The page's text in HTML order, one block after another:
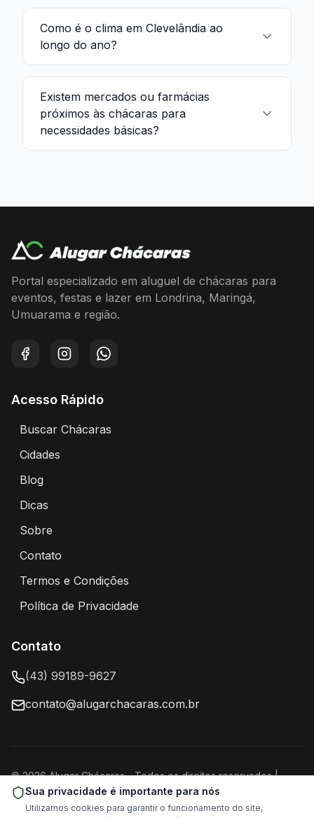
Como é o clima em Clevelândia ao
longo do ano?
Existem mercados ou farmácias
próximos às chácaras para
necessidades básicas?
Portal especializado em aluguel de chácaras para
eventos, festas e lazer em Londrina, Maringá,
Umuarama e região.
FacebookInstagramWhatsApp
Acesso Rápido
Buscar Chácaras
Cidades
Blog
Dicas
Sobre
Contato
Termos e Condições
Política de Privacidade
Contato
(43) 99189-9627
contato@alugarchacaras.com.br
©2026 Alugar Chácaras- Todos os direitos reservados |
Powered by LondrinaSEO
Sua privacidade é importante para nós
Utilizamos cookies para garantir o funcionamento do site,